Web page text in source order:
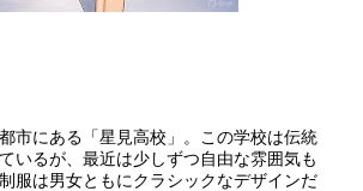
市にある「星見高校」。この学校は伝統
いるが、最近は少しずつ自由な雰囲気も
服は男女ともにクラシックなデザインだ